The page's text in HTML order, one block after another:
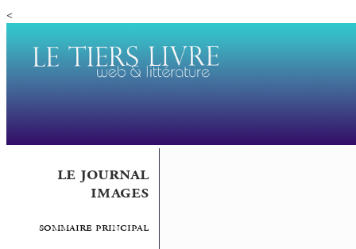
<
le journal
images
sommaire principal